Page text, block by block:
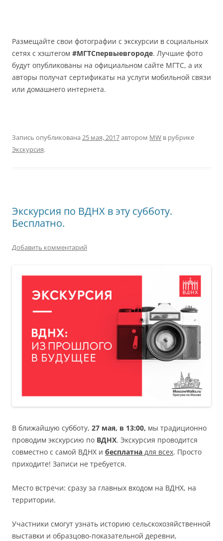
Размещайте свои фотографии с экскурсии в социальных
сетях с хэштегом #МГТСпервыевгороде. Лучшие фото
будут опубликованы на официальном сайте МГТС, а их
авторы получат сертификаты на услуги мобильной связи
или домашнего интернета.
Запись опубликована 25 мая, 2017автором MW в рубрике
Экскурсия.
Экскурсия по ВДНХ в эту субботу.
Бесплатно.
Добавить комментарий
В ближайшую субботу, 27 мая, в 13:00, мы традиционно
проводим экскурсию по ВДНХ. Экскурсия проводится
совместно с самой ВДНХ и бесплатна для всех. Просто
приходите! Записи не требуется.
Место встречи: сразу за главных входом на ВДНХ, на
территории.
Участники смогут узнать историю сельскохозяйственной
выставки и образцово-показательной деревни,